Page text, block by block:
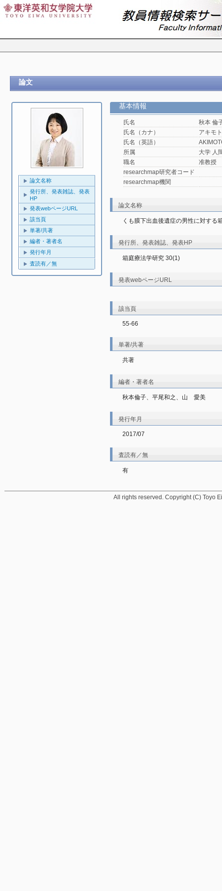
論文
論文名称
発行所、発表雑誌、発表
HP
発表webページURL
該当頁
単著/共著
編者・著者名
発行年月
査読有／無
基本情報
氏名
秋本 倫
氏名（カナ）
アキモ
氏名（英語）
所属
大学 人
職名
准教授
researchmap研究者コード
researchmap機関
論文名称
くも膜下出血後遺症の男性に対す
発行所、発表雑誌、発表HP
箱庭療法学研究 30(1)
発表webページURL
該当頁
55-66
単著/共著
共著
編者・著者名
秋本倫子、平尾和之、山　愛美
発行年月
2017/07
査読有／無
有